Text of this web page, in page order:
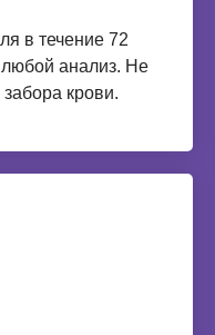
в течение 72
любой анализ. Не
забора крови.